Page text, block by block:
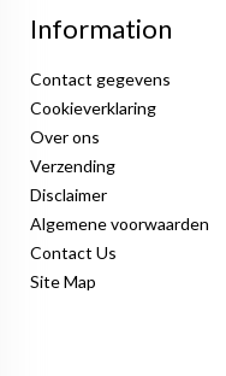
Information
Contact gegevens
Cookieverklaring
Over ons
Verzending
Disclaimer
Algemene voorwaarden
Contact Us
Site Map